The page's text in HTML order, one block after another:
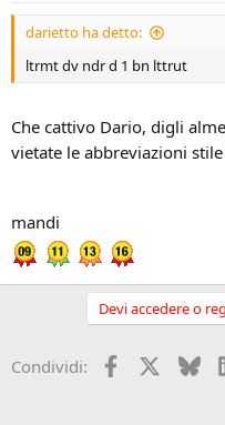
darietto ha detto:
ltrmt dv ndr d 1 bn lttrut
Che cattivo Dario, digli
vietate le abbreviazioni
mandi
Devi accedere o
Condividi: Facebook
X